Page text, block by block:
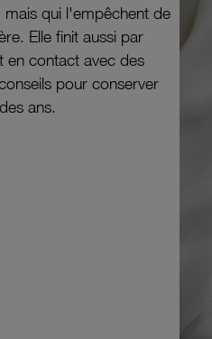
qui l'empêchent de
Elle finit aussi par
en contact avec des
pour conserver
ans.